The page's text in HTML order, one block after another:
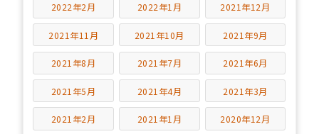
2022年2月 2022年1月 2021年12月
2021年11月 2021年10月 2021年9月
2021年8月 2021年7月 2021年6月
2021年5月 2021年4月 2021年3月
2021年2月 2021年1月 2020年12月